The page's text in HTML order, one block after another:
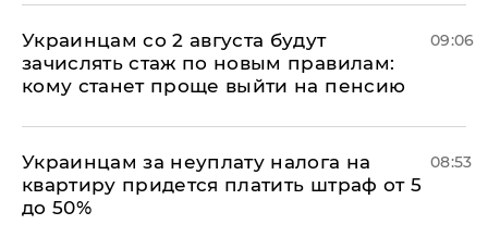
Украинцам со 2 августа будут
зачислять стаж по новым правилам:
кому станет проще выйти на пенсию
09:06
Украинцам за неуплату налога на
квартиру придется платить штраф от 5
до 50%
08:53